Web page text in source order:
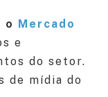
o Mercado
e
do setor.
de mídia do